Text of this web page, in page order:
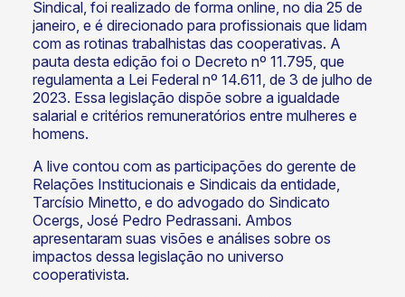
Sindical, foi realizado de forma online, no dia 25 de
janeiro, e é direcionado para profissionais que lidam
com as rotinas trabalhistas das cooperativas. A
pauta desta edição foi o Decreto nº 11.795, que
regulamenta a Lei Federal nº 14.611, de 3 de julho de
2023. Essa legislação dispõe sobre a igualdade
salarial e critérios remuneratórios entre mulheres e
homens.
A live contou com as participações do gerente de
Relações Institucionais e Sindicais da entidade,
Tarcísio Minetto, e do advogado do Sindicato
Ocergs, José Pedro Pedrassani. Ambos
apresentaram suas visões e análises sobre os
impactos dessa legislação no universo
cooperativista.